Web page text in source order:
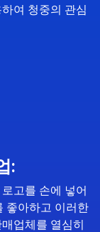
여 청중의 관심
:
고를 손에 넣어
좋아하고 이러한
업체를 열심히